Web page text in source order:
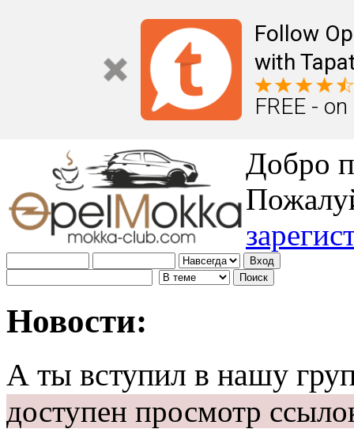
Follow
with
FREE -
Добро
Новости:
А ты вступил в нашу
доступен просмотр